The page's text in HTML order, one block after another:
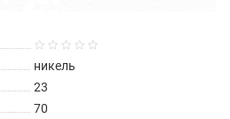
никель
23
70